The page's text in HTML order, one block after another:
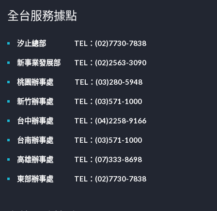
全台服務據點
汐止總部 TEL：(02)7730-7838
新事業發展部 TEL：(02)2563-3090
桃園辦事處 TEL：(03)280-5948
新竹辦事處 TEL：(03)571-1000
台中辦事處 TEL：(04)2258-9166
台南辦事處 TEL：(03)571-1000
高雄辦事處 TEL：(07)333-8698
東部辦事處 TEL：(02)7730-7838